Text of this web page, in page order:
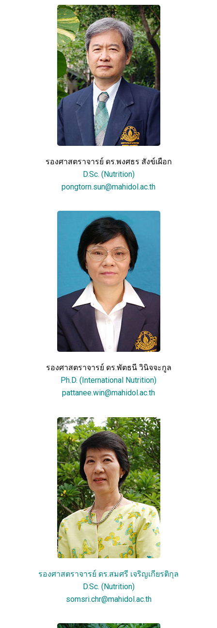
รองศาสตราจารย์ ดร.พงศธร สังข์เผือก
D.Sc. (Nutrition)
pongtorn.sun@mahidol.ac.th
รองศาสตราจารย์ ดร.พัตธนี วินิจจะกูล
Ph.D. (International Nutrition)
pattanee.win@mahidol.ac.th
รองศาสตราจารย์ ดร.สมศรี เจริญเกียรติกุล
D.Sc. (Nutrition)
somsri.chr@mahidol.ac.th